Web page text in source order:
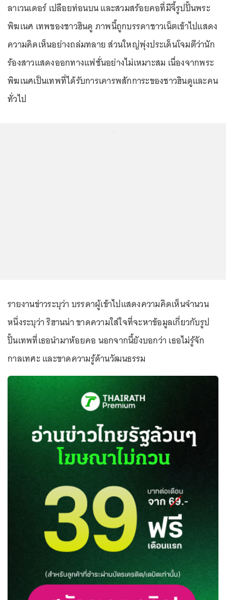
ลาเวนเดอร์ เปลือยท่อนบน และสวมสร้อยคอที่มีจี้รูปปั้นพระ
พิฆเนศ เทพของชาวฮินดู ภาพนี้ถูกบรรดาชาวเน็ตเข้าไปแสดง
ความคิดเห็นอย่างถล่มทลาย ส่วนใหญ่พุ่งประเด็นโจมตีว่านัก
ร้องสาวแสดงออกทางแฟชั่นอย่างไม่เหมาะสม เนื่องจากพระ
พิฆเนศเป็นเทพที่ได้รับการเคารพสักการะของชาวฮินดูและคน
ทั่วไป
รายงานข่าวระบุว่า บรรดาผู้เข้าไปแสดงความคิดเห็นจำนวน
หนึ่งระบุว่า ริฮานน่า ขาดความใส่ใจที่จะหาข้อมูลเกี่ยวกับรูป
ปั้นเทพที่เธอนำมาห้อยคอ นอกจากนี้ยังบอกว่า เธอไม่รู้จัก
กาลเทศะ และขาดความรู้ด้านวัฒนธรรม